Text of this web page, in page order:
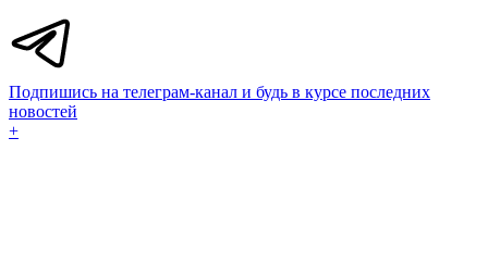
Подпишись на телеграм-канал и будь в курсе последних
новостей
+